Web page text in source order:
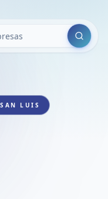
Buscar
LUIS